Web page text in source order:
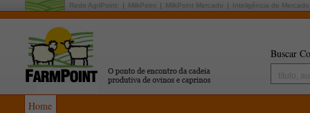
Rede AgriPoint: MilkPoint MilkPoint Mercado Inteligência de Mercado
Buscar
Home